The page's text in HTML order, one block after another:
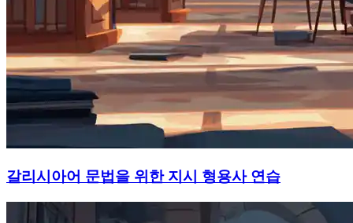
갈리시아어 문법을 위한 지시 형용사 연습